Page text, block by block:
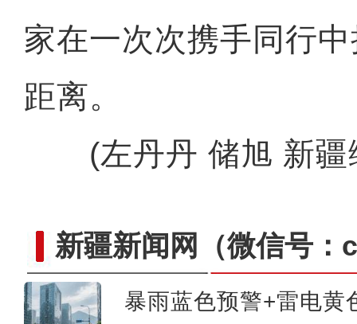
家在一次次携手同行
距离。
(左丹丹 储旭 新疆
新疆新闻网 （微信号
暴雨蓝色预警+雷电黄